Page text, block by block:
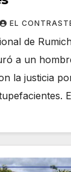
EL
de
a un
la justicia